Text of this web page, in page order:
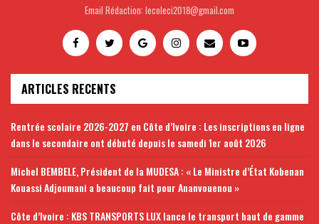
Email Rédaction: lecoleci2018@gmail.com
ARTICLES RECENTS
Rentrée scolaire 2026-2027 en Côte d’Ivoire : Les inscriptions en ligne
dans le secondaire ont débuté depuis le samedi 1er août 2026
Michel BEMBELE, Président de la MUDESA : « Le Ministre d’État Kobenan
Kouassi Adjoumani a beaucoup fait pour Ananvouenou »
Côte d’Ivoire : KBS TRANSPORTS LUX lance le transport haut de gamme